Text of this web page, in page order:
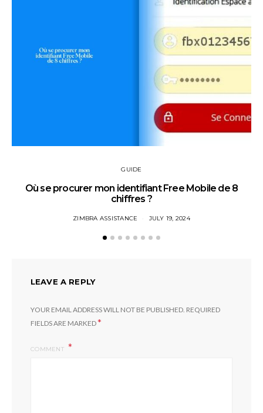
GUIDE
Où se procurer mon identifiant Free Mobile de 8
chiffres ?
ZIMBRA ASSISTANCE JULY 19, 2024
LEAVE A REPLY
YOUR EMAIL ADDRESS WILL NOT BE PUBLISHED. REQUIRED
FIELDS ARE MARKED*
COMMENT